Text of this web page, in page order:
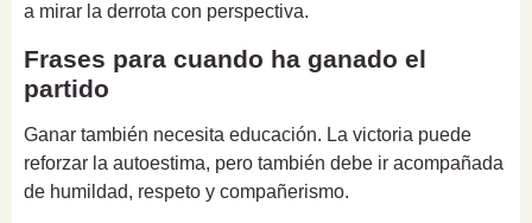
a mirar la derrota con perspectiva.
Frases para cuando ha ganado el
partido
Ganar también necesita educación. La victoria puede
reforzar la autoestima, pero también debe ir acompañada
de humildad, respeto y compañerismo.